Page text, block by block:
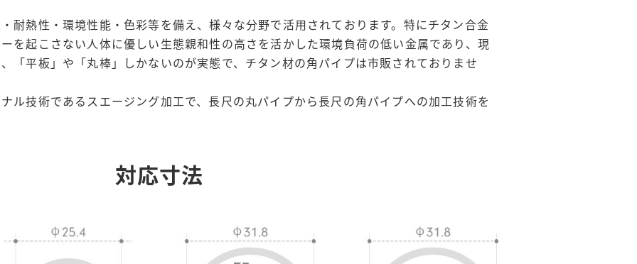
耐熱性・環境性能・色彩等を備え、様々な分野で活用されております。特にチタン合金
を起こさない人体に優しい生態親和性の高さを活かした環境負荷の低い金属であり、現
「平板」や「丸棒」しかないのが実態で、チタン材の角パイプは市販されておりませ
ル技術であるスエージング加工で、長尺の丸パイプから長尺の角パイプへの加工技術を
対応寸法